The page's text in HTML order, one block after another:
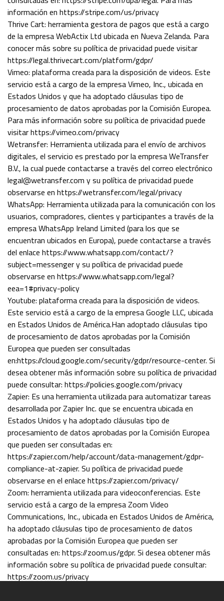
información en https://stripe.com/us/privacy
Thrive Cart: herramienta gestora de pagos que está a cargo
de la empresa WebActix Ltd ubicada en Nueva Zelanda. Para
conocer más sobre su política de privacidad puede visitar
https://legal.thrivecart.com/platform/gdpr/
Vimeo: plataforma creada para la disposición de videos. Este
servicio está a cargo de la empresa Vimeo, Inc., ubicada en
Estados Unidos y que ha adoptado cláusulas tipo de
procesamiento de datos aprobadas por la Comisión Europea.
Para más información sobre su política de privacidad puede
visitar https://vimeo.com/privacy
Wetransfer: Herramienta utilizada para el envío de archivos
digitales, el servicio es prestado por la empresa WeTransfer
B.V., la cual puede contactarse a través del correo electrónico
legal@wetransfer.com y su política de privacidad puede
observarse en https://wetransfer.com/legal/privacy
WhatsApp: Herramienta utilizada para la comunicación con los
usuarios, compradores, clientes y participantes a través de la
empresa WhatsApp Ireland Limited (para los que se
encuentran ubicados en Europa), puede contactarse a través
del enlace https://www.whatsapp.com/contact/?
subject=messenger y su política de privacidad puede
observarse en https://www.whatsapp.com/legal?
eea=1#privacy-policy
Youtube: plataforma creada para la disposición de videos.
Este servicio está a cargo de la empresa Google LLC, ubicada
en Estados Unidos de América.Han adoptado cláusulas tipo
de procesamiento de datos aprobadas por la Comisión
Europea que pueden ser consultadas
en:https://cloud.google.com/security/gdpr/resource-center. Si
desea obtener más información sobre su política de privacidad
puede consultar: https://policies.google.com/privacy
Zapier: Es una herramienta utilizada para automatizar tareas
desarrollada por Zapier Inc. que se encuentra ubicada en
Estados Unidos y ha adoptado cláusulas tipo de
procesamiento de datos aprobadas por la Comisión Europea
que pueden ser consultadas en:
https://zapier.com/help/account/data-management/gdpr-
compliance-at-zapier. Su política de privacidad puede
observarse en el enlace https://zapier.com/privacy/
Zoom: herramienta utilizada para videoconferencias. Este
servicio está a cargo de la empresa Zoom Video
Communications, Inc., ubicada en Estados Unidos de América,
ha adoptado cláusulas tipo de procesamiento de datos
aprobadas por la Comisión Europea que pueden ser
consultadas en: https://zoom.us/gdpr. Si desea obtener más
información sobre su política de privacidad puede consultar:
https://zoom.us/privacy